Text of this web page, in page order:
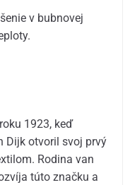
v bubnovej
1923, keď
Dijk otvoril svoj prvý
Rodina van
túto značku a